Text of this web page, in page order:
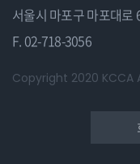
서울시 마포구 마포대로
F. 02-718-3056
Copyright 2020 KCCA